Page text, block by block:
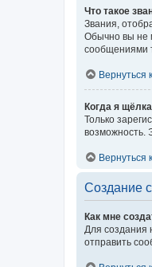
Что такое
Звания,
Обычно вы не
сообщениями
Вернуться
Когда я
Только
возможность.
Вернуться
Создание
Как мне
Для создания
отправить